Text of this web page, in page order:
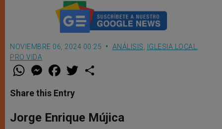
NOVIEMBRE 06, 2024 00:25 ANÁLISIS IGLESIA LOCAL
PRO VIDA
W
t
s
p
p
M
e
s
e
g
e
F
a
e
b
o
k
w
r
Share this Entry
Jorge Enrique Mújica